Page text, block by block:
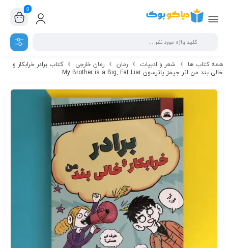
0
همه کتاب ها شعر و ادبیات رمان رمان خارجی
کتاب برادر خرابکار و
خالی بند من اثر جیمز پاترسون My Brother is a Big, Fat Liar